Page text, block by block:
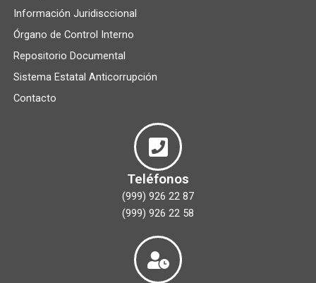
Información Juridisccional
Órgano de Control Interno
Repositorio Documental
Sistema Estatal Anticorrupción
Contacto
Teléfonos
(999) 926 22 87
(999) 926 22 58